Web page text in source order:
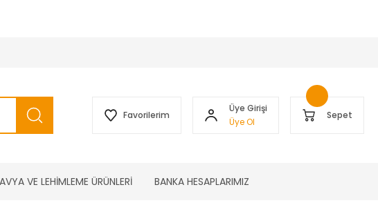
Favorilerim
Üye Girişi
Üye Ol
Sepet
VE LEHİMLEME ÜRÜNLERİ BANKA HESAPLARIMIZ